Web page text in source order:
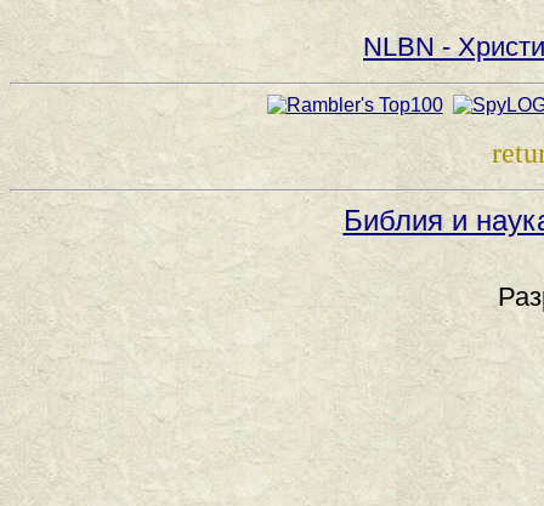
NLBN -
Библия и